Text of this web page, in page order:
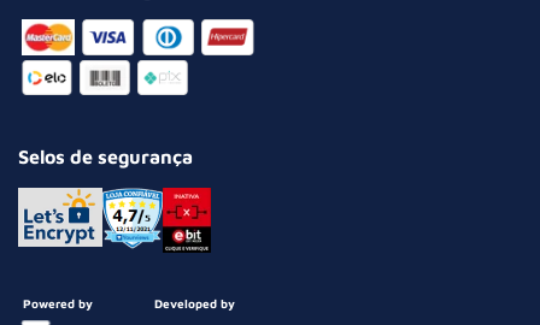
Selos de segurança
Powered by Developed by